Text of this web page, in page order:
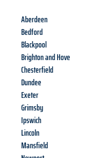
Aberdeen
Bedford
Blackpool
Brighton and Hove
Chesterfield
Dundee
Exeter
Grimsby
Ipswich
Lincoln
Mansfield